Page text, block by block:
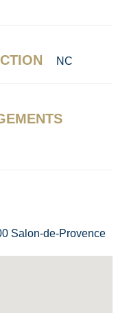
NC
Salon-de-Provence